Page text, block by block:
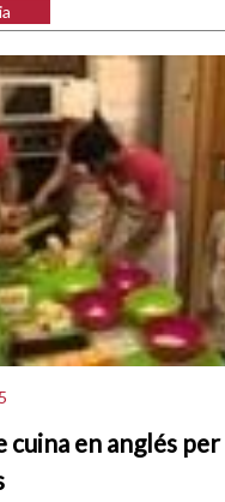
cuina en anglés